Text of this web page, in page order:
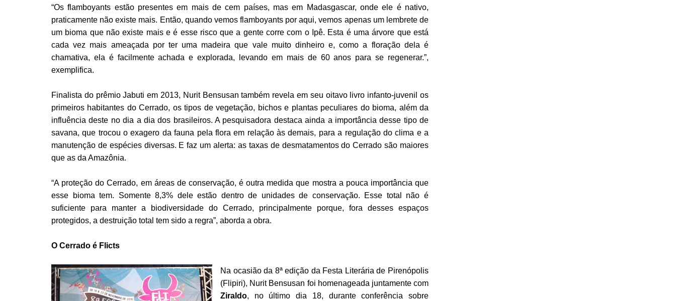
“Os flamboyants estão presentes em mais de cem países, mas em Madasgascar, onde ele é nativo,
praticamente não existe mais. Então, quando vemos flamboyants por aqui, vemos apenas um lembrete de
um bioma que não existe mais e é esse risco que a gente corre com o Ipê. Esta é uma árvore que está
cada vez mais ameaçada por ter uma madeira que vale muito dinheiro e, como a floração dela é
chamativa, ela é facilmente achada e explorada, levando em mais de 60 anos para se regenerar.”,
exemplifica.
Finalista do prêmio Jabuti em 2013, Nurit Bensusan também revela em seu oitavo livro infanto-juvenil os
primeiros habitantes do Cerrado, os tipos de vegetação, bichos e plantas peculiares do bioma, além da
influência deste no dia a dia dos brasileiros. A pesquisadora destaca ainda a importância desse tipo de
savana, que trocou o exagero da fauna pela flora em relação às demais, para a regulação do clima e a
manutenção de espécies diversas. E faz um alerta: as taxas de desmatamentos do Cerrado são maiores
que as da Amazônia.
“A proteção do Cerrado, em áreas de conservação, é outra medida que mostra a pouca importância que
esse bioma tem. Somente 8,3% dele estão dentro de unidades de conservação. Esse total não é
suficiente para manter a biodiversidade do Cerrado, principalmente porque, fora desses espaços
protegidos, a destruição total tem sido a regra”, aborda a obra.
O Cerrado é Flicts
Na ocasião da 8ª edição da Festa Literária de Pirenópolis
(Flipiri), Nurit Bensusan foi homenageada juntamente com
Ziraldo, no último dia 18, durante conferência sobre